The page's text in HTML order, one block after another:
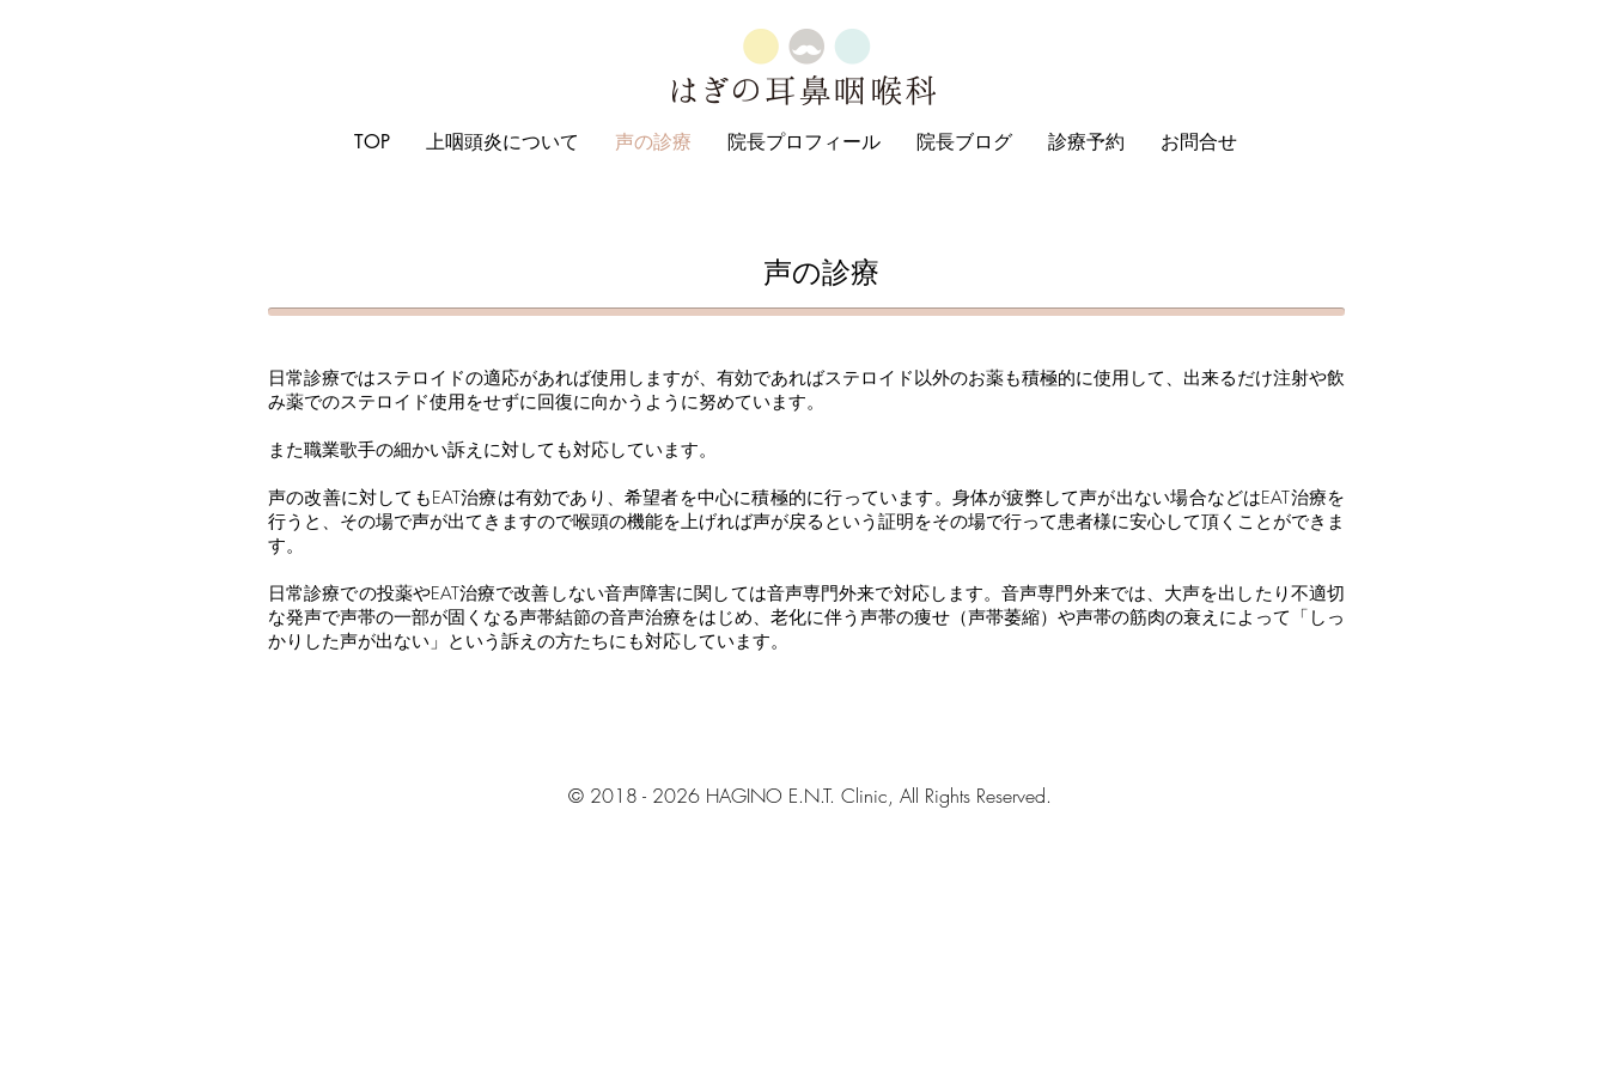
TOP 上咽頭炎について 声の診療 院長プロフィール 院長ブログ 診療予約 お問合せ
声の診療
日常診療ではステロイドの適応があれば使用しますが、有効であればステロイド以外のお薬も積極的に使用して、出来るだけ注射や飲
み薬でのステロイド使用をせずに回復に向かうように努めています。
また職業歌手の細かい訴えに対しても対応しています。
声の改善に対してもEAT治療は有効であり、希望者を中心に積極的に行っています。身体が疲弊して声が出ない場合などはEAT治療を
行うと、その場で声が出てきますので喉頭の機能を上げれば声が戻るという証明をその場で行って患者様に安心して頂くことができま
す。
日常診療での投薬やEAT治療で改善しない音声障害に関しては音声専門外来で対応します。音声専門外来では、大声を出したり不適切
な発声で声帯の一部が固くなる声帯結節の音声治療をはじめ、老化に伴う声帯の痩せ（声帯萎縮）や声帯の筋肉の衰えによって「しっ
かりした声が出ない」という訴えの方たちにも対応しています。
© 2018 - 2026 HAGINO E.N.T. Clinic, All Rights Reserved.